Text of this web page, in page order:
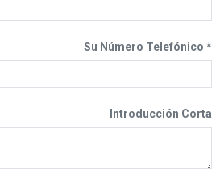
Su Número Telefónico
Introducción Corta